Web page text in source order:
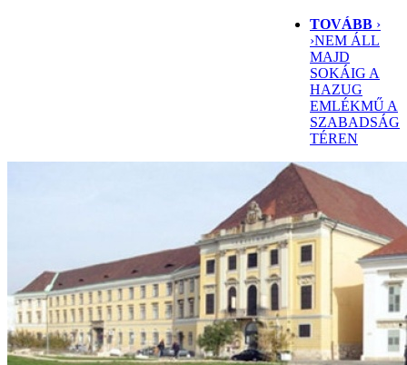
TOVÁBB ›
›NEM ÁLL
MAJD
SOKÁIG A
HAZUG
EMLÉKMŰ A
SZABADSÁG
TÉREN